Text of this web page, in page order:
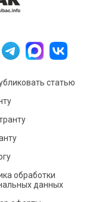
статью
обработки
данных